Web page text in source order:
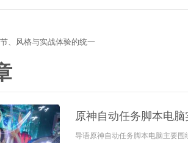
、风格与实战体验的统一
原神自动任务脚本电
导语原神自动任务脚本电脑主要